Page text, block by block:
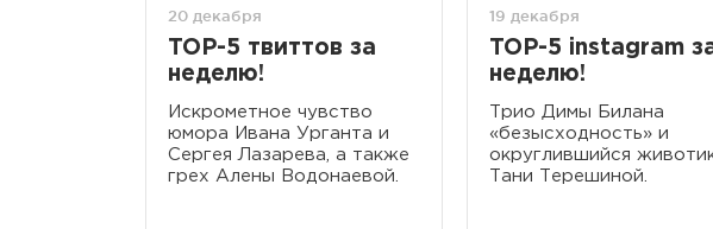
20 декабря
TOP-5 твиттов за
неделю!
Искрометное чувство
юмора Ивана Урганта и
Сергея Лазарева, а также
грех Алены Водонаевой.
19 декабря
TOP-5 instagram
неделю!
Трио Димы Билана
«безысходность» и
округлившийся
Тани Терешиной.